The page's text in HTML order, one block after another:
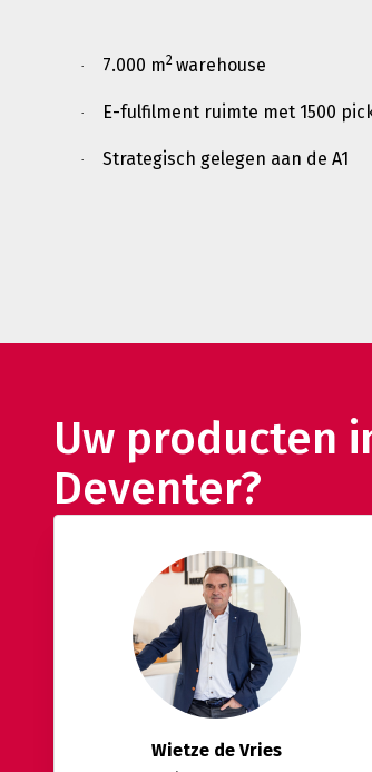
· 7.000 m2 warehouse
· E-fulfilment ruimte met 1500
· Strategisch gelegen aan de A1
Uw producten
Deventer?
Wietze de Vries